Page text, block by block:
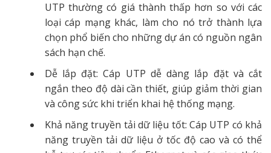
UTP thường có giá thành thấp hơn so với các
loại cáp mạng khác, làm cho nó trở thành lựa
chọn phổ biến cho những dự án có nguồn ngân
sách hạn chế.
Dễ lắp đặt: Cáp UTP dễ dàng lắp đặt và cắt
ngắn theo độ dài cần thiết, giúp giảm thời gian
và công sức khi triển khai hệ thống mạng.
Khả năng truyền tải dữ liệu tốt: Cáp UTP có khả
năng truyền tải dữ liệu ở tốc độ cao và có thể